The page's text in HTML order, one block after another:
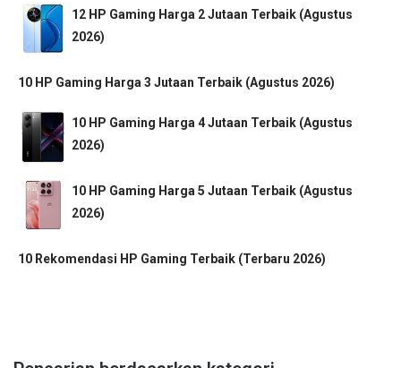
12 HP Gaming Harga 2 Jutaan Terbaik (Agustus
2026)
10 HP Gaming Harga 3 Jutaan Terbaik (Agustus 2026)
10 HP Gaming Harga 4 Jutaan Terbaik (Agustus
2026)
10 HP Gaming Harga 5 Jutaan Terbaik (Agustus
2026)
10 Rekomendasi HP Gaming Terbaik (Terbaru 2026)